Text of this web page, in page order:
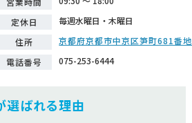
定休日
毎週水曜日・木曜日
住所
京都府京都市中京区笋町681番地
電話番号
075-253-6444
選ばれる理由